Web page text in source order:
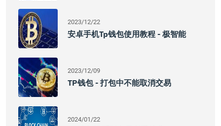
2023/12/22
安卓手机tp钱包使用教程 - 极智能
2023/12/09
TP钱包 - 打包中不能取消交易
2024/01/22